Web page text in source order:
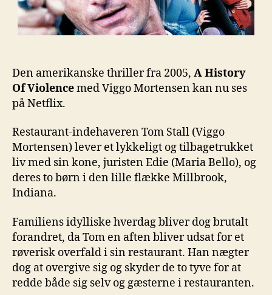
Den amerikanske thriller fra 2005, A History
Of Violencemed Viggo Mortensen kan nu ses
på Netflix.
Restaurant-indehaveren Tom Stall (Viggo
Mortensen) lever et lykkeligt og tilbagetrukket
liv med sin kone, juristen Edie (Maria Bello), og
deres to børn i den lille flække Millbrook,
Indiana.
Familiens idylliske hverdag bliver dog brutalt
forandret, da Tom en aften bliver udsat for et
røverisk overfald i sin restaurant. Han nægter
dog at overgive sig og skyder de to tyve for at
redde både sig selv og gæsterne i restauranten.